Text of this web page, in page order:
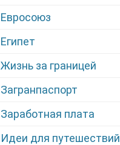
Евросоюз
Египет
Жизнь за границей
Загранпаспорт
Заработная плата
Идеи для путешествий